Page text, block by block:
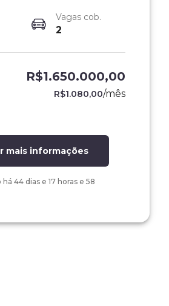
Vagas cob.
2
R$1.650.000,00
R$1.080,00/mês
mais informações
há 44 dias e 17 horas e 58